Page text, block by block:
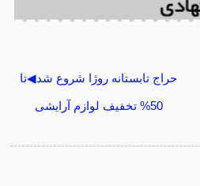
حراج تابستانه روژا شروع شد◀تا
50% تخفیف لوازم آرایشی